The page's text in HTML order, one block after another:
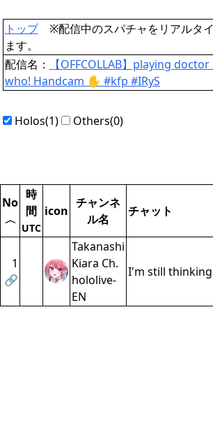
トップ※配信中のスパチャをリアルタ
ます。
配信名：
【OFFCOLLAB】playing
who! Handcam ✋ #kfp #IRyS
Holos(1) Others(0)
No
〈
時
間
UTC
icon
チャンネ
ル名
チャット
1
🔗
Takanashi
Kiara Ch.
hololive-
EN
I'm still